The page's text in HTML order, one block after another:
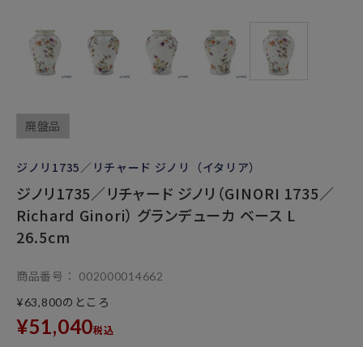
廃盤品
ジノリ1735／リチャード ジノリ（イタリア）
ジノリ1735／リチャード ジノリ（GINORI 1735／
Richard Ginori） グランデューカ ベース L
26.5cm
商品番号
002000014662
¥63,800のところ
¥51,040税込